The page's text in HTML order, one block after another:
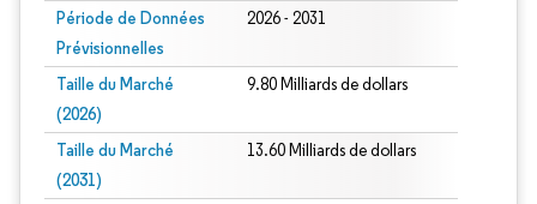
Période de Données
Prévisionnelles
2026 - 2031
Taille du Marché
(2026)
9.80 Milliards de dollars
Taille du Marché
(2031)
13.60 Milliards de dollars